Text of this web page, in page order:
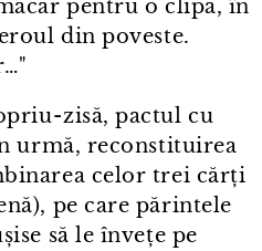
pentru o clipă, în
din poveste.
⁠zisă, pactul cu
urmă, reconstituirea
celor trei cărți
pe care părintele
să le învețe pe